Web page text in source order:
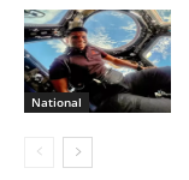
National